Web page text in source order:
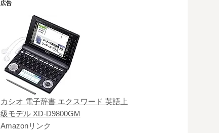
広告
カシオ 電子辞書 エクスワード 英語上
級モデル XD-D9800GM
Amazonリンク